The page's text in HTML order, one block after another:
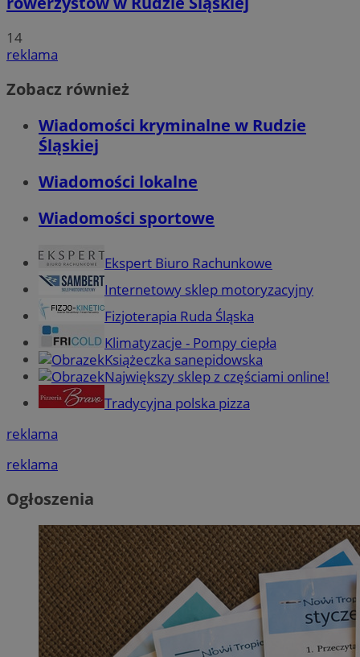
14
reklama
Zobacz również
Wiadomości kryminalne w Rudzie
Śląskiej
Wiadomości lokalne
Wiadomości sportowe
Ekspert Biuro Rachunkowe
Internetowy sklep motoryzacyjny
Fizjoterapia Ruda Śląska
Klimatyzacje - Pompy ciepła
Książeczka sanepidowska
Największy sklep z częściami online!
Tradycyjna polska pizza
reklama
reklama
Ogłoszenia